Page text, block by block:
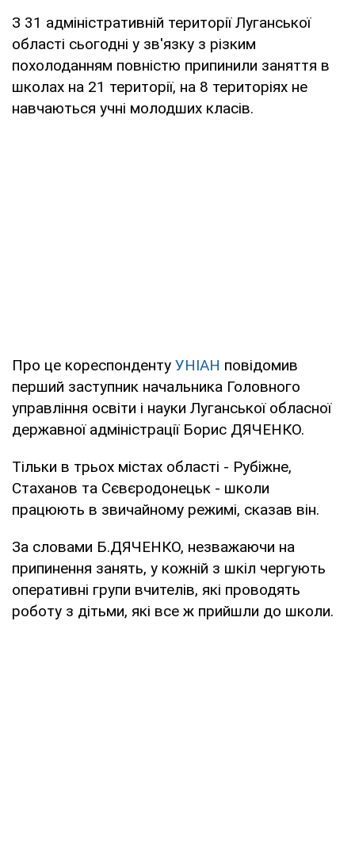
З 31 адміністративній території Луганської
області сьогодні у зв'язку з різким
похолоданням повністю припинили заняття в
школах на 21 території, на 8 територіях не
навчаються учні молодших класів.
Про це кореспонденту УНІАН повідомив
перший заступник начальника Головного
управління освіти і науки Луганської обласної
державної адміністрації Борис ДЯЧЕНКО.
Тільки в трьох містах області - Рубіжне,
Стаханов та Сєвєродонецьк - школи
працюють в звичайному режимі, сказав він.
За словами Б.ДЯЧЕНКО, незважаючи на
припинення занять, у кожній з шкіл чергують
оперативні групи вчителів, які проводять
роботу з дітьми, які все ж прийшли до школи.